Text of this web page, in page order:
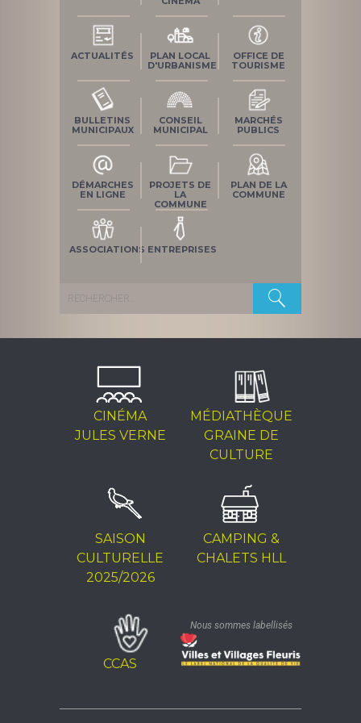
ACTUALITÉS
PLAN LOCAL
D'URBANISME
OFFICE DE
TOURISME
BULLETINS
MUNICIPAUX
CONSEIL
MUNICIPAL
MARCHÉS
PUBLICS
DÉMARCHES
EN LIGNE
PROJETS DE
LA
COMMUNE
PLAN DE LA
COMMUNE
ASSOCIATIONS ENTREPRISES
Rechercher :
CINÉMA
JULES VERNE
MÉDIATHÈQUE
GRAINE DE
CULTURE
SAISON
CULTURELLE
2025/2026
CAMPING &
CHALETS HLL
CCAS
Nous sommes labellisés